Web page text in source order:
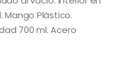
Mango Plástico.
700 ml. Acero